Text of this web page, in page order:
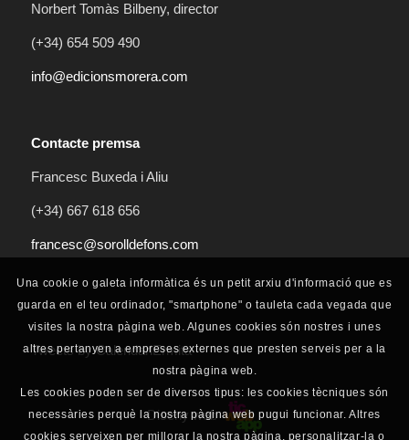
Norbert Tomàs Bilbeny, director
(+34) 654 509 490
info@edicionsmorera.com
Contacte premsa
Francesc Buxeda i Aliu
(+34) 667 618 656
francesc@sorolldefons.com
Tweets by CalendariErmita
Diseny web
Una cookie o galeta informàtica és un petit arxiu d'informació que es
guarda en el teu ordinador, "smartphone" o tauleta cada vegada que
visites la nostra pàgina web. Algunes cookies són nostres i unes
altres pertanyen a empreses externes que presten serveis per a la
nostra pàgina web.
Les cookies poden ser de diversos tipus: les cookies tècniques són
necessàries perquè la nostra pàgina web pugui funcionar. Altres
cookies serveixen per millorar la nostra pàgina, personalitzar-la o